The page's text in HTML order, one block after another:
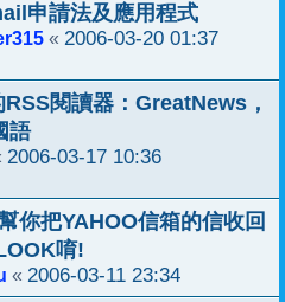
申請法及應用程式
« 2006-03-20 01:37
閱讀器：GreatNews，
語
2006-03-17 10:36
你把YAHOO信箱的信收回
唷!
« 2006-03-11 23:34